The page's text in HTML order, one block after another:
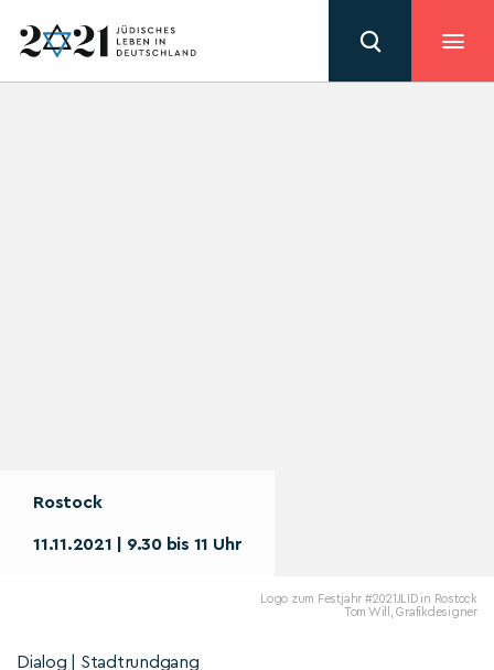
Rostock
11.11.2021 | 9.30 bis 11 Uhr
Logo zum Festjahr #2021JLID in Rostock
Tom Will, Grafikdesigner
Dialog | Stadtrundgang